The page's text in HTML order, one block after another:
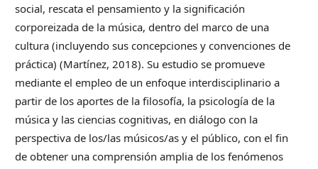
social, rescata el pensamiento y la significación
corporeizada de la música, dentro del marco de una
cultura (incluyendo sus concepciones y convenciones de
práctica) (Martínez, 2018). Su estudio se promueve
mediante el empleo de un enfoque interdisciplinario a
partir de los aportes de la filosofía, la psicología de la
música y las ciencias cognitivas, en diálogo con la
perspectiva de los/las músicos/as y el público, con el fin
de obtener una comprensión amplia de los fenómenos